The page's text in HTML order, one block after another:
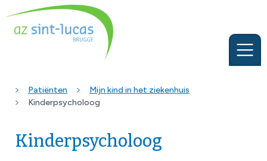
Patiënten
Mijn kind in het ziekenhuis
Kinderpsycholoog
Kinderpsycholoog